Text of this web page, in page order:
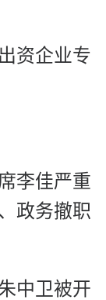
资企业专
李佳严重
政务撤职
中卫被开